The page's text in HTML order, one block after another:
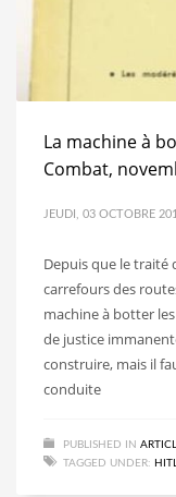
La machine à
Combat,
JEUDI, 03 OCTOBRE
Depuis que le traité
carrefours des
machine à botter
de justice
construire, mais il
conduite
PUBLISHED IN
TAGGED UNDER: